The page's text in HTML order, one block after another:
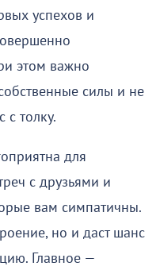
успехов и
этом важно
силы и не
с толку.
для
с друзьями и
вам симпатичны.
но и даст шанс
Главное —